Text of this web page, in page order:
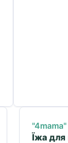
"4mama"
Їжа